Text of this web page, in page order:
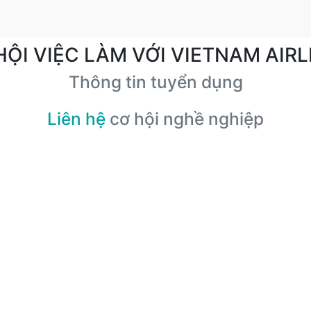
VIỆC LÀM VỚI VIETNAM
Thông tin tuyển dụng
Liên hệ cơ hội nghề nghiệp